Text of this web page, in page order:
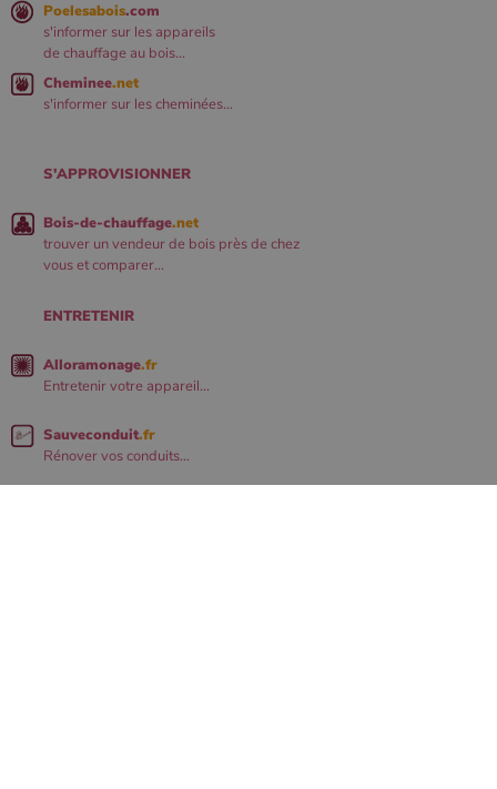
Poelesabois.com
s'informer sur les appareils
de chauffage au bois...
Cheminee.net
s'informer sur les cheminées...
S'APPROVISIONNER
Bois-de-chauffage.net
trouver un vendeur de bois près de chez
vous et comparer...
ENTRETENIR
Alloramonage.fr
Entretenir votre appareil...
Sauveconduit.fr
Rénover vos conduits...